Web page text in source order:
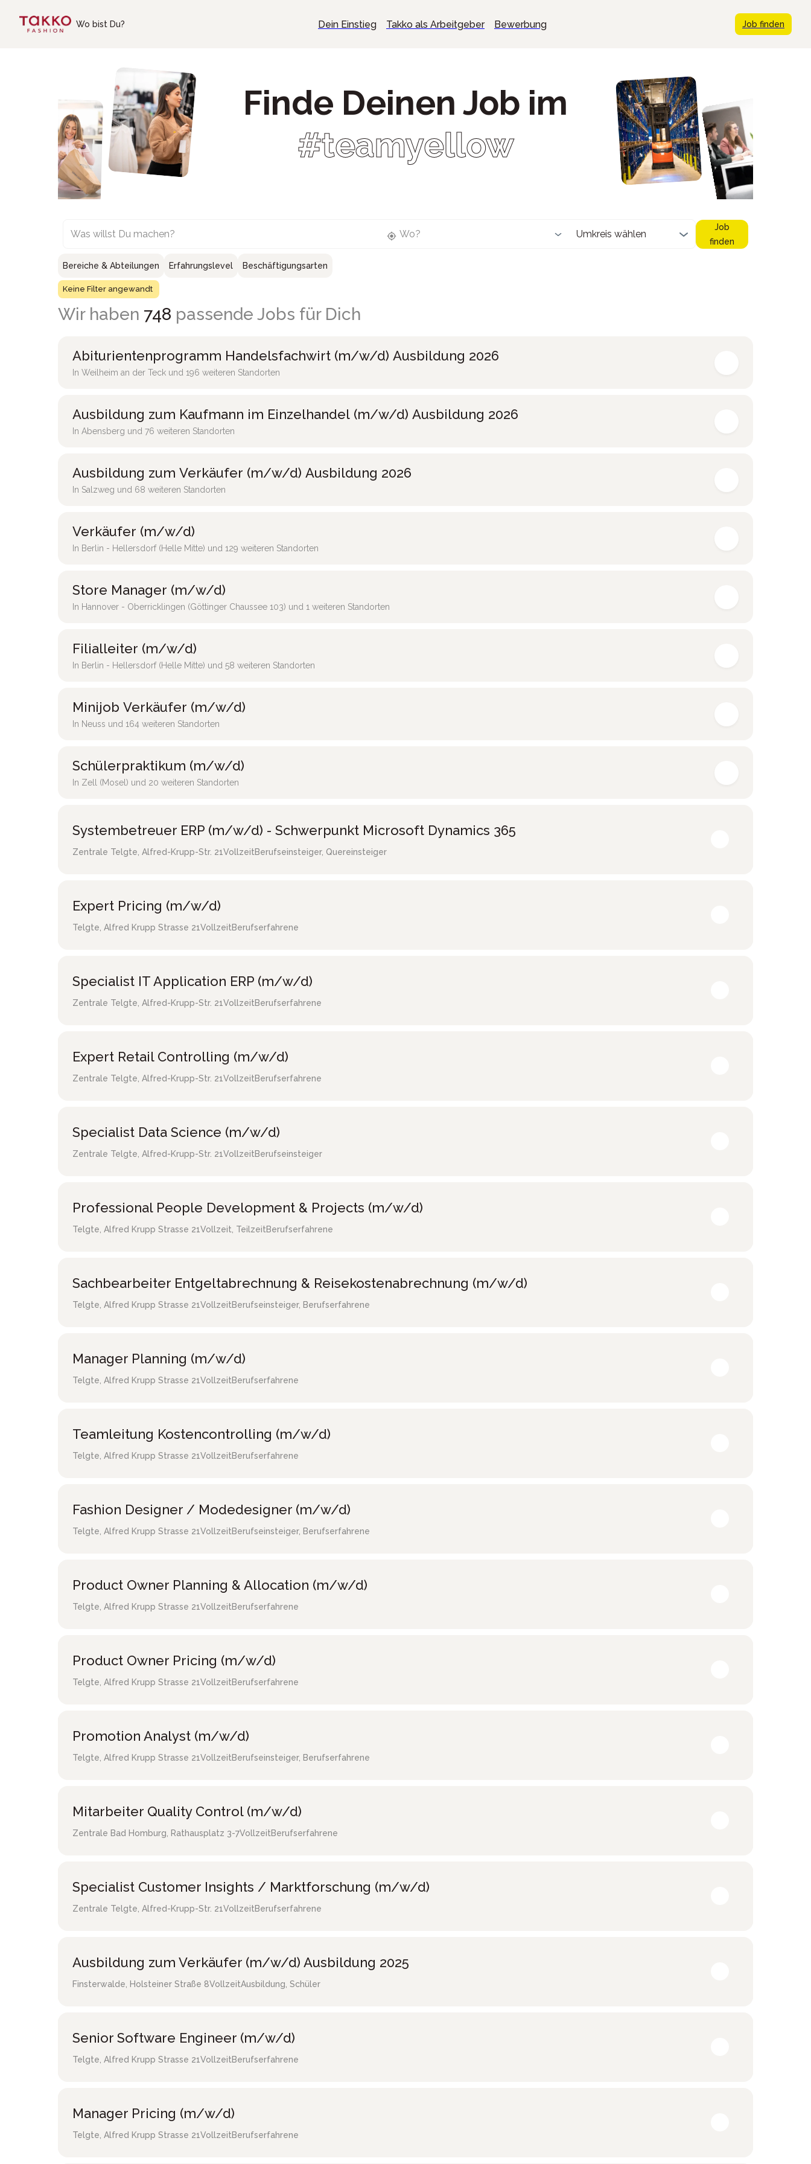
Wo bist Du? Dein Einstieg Takko als Arbeitgeber Bewerbung Job finden
Finde Deinen Job im
#teamyellow
Was willst Du machen? Wo? Umkreis wählen
Job
finden
Bereiche & Abteilungen Erfahrungslevel Beschäftigungsarten
Keine Filter angewandt
Wir haben 748 passende Jobs für Dich
Abiturientenprogramm Handelsfachwirt (m/w/d) Ausbildung 2026
In Weilheim an der Teck und 196 weiteren Standorten
Ausbildung zum Kaufmann im Einzelhandel (m/w/d) Ausbildung 2026
In Abensberg und 76 weiteren Standorten
Ausbildung zum Verkäufer (m/w/d) Ausbildung 2026
In Salzweg und 68 weiteren Standorten
Verkäufer (m/w/d)
In Berlin - Hellersdorf (Helle Mitte) und 129 weiteren Standorten
Store Manager (m/w/d)
In Hannover - Oberricklingen (Göttinger Chaussee 103) und 1 weiteren Standorten
Filialleiter (m/w/d)
In Berlin - Hellersdorf (Helle Mitte) und 58 weiteren Standorten
Minijob Verkäufer (m/w/d)
In Neuss und 164 weiteren Standorten
Schülerpraktikum (m/w/d)
In Zell (Mosel) und 20 weiteren Standorten
Systembetreuer ERP (m/w/d) - Schwerpunkt Microsoft Dynamics 365
Zentrale Telgte Alfred-Krupp-Str. 21VollzeitBerufseinsteiger, Quereinsteiger
Expert Pricing (m/w/d)
Telgte Alfred Krupp Strasse 21VollzeitBerufserfahrene
Specialist IT Application ERP (m/w/d)
Zentrale Telgte Alfred-Krupp-Str. 21VollzeitBerufserfahrene
Expert Retail Controlling (m/w/d)
Zentrale Telgte Alfred-Krupp-Str. 21VollzeitBerufserfahrene
Specialist Data Science (m/w/d)
Zentrale Telgte Alfred-Krupp-Str. 21VollzeitBerufseinsteiger
Professional People Development & Projects (m/w/d)
Telgte Alfred Krupp Strasse 21Vollzeit, TeilzeitBerufserfahrene
Sachbearbeiter Entgeltabrechnung & Reisekostenabrechnung (m/w/d)
Telgte Alfred Krupp Strasse 21VollzeitBerufseinsteiger, Berufserfahrene
Manager Planning (m/w/d)
Telgte Alfred Krupp Strasse 21VollzeitBerufserfahrene
Teamleitung Kostencontrolling (m/w/d)
Telgte Alfred Krupp Strasse 21VollzeitBerufserfahrene
Fashion Designer / Modedesigner (m/w/d)
Telgte Alfred Krupp Strasse 21VollzeitBerufseinsteiger, Berufserfahrene
Product Owner Planning & Allocation (m/w/d)
Telgte Alfred Krupp Strasse 21VollzeitBerufserfahrene
Product Owner Pricing (m/w/d)
Telgte Alfred Krupp Strasse 21VollzeitBerufserfahrene
Promotion Analyst (m/w/d)
Telgte Alfred Krupp Strasse 21VollzeitBerufseinsteiger, Berufserfahrene
Mitarbeiter Quality Control (m/w/d)
Zentrale Bad Homburg Rathausplatz 3-7VollzeitBerufserfahrene
Specialist Customer Insights / Marktforschung (m/w/d)
Zentrale Telgte Alfred-Krupp-Str. 21VollzeitBerufserfahrene
Ausbildung zum Verkäufer (m/w/d) Ausbildung 2025
Finsterwalde Holsteiner Straße 8VollzeitAusbildung, Schüler
Senior Software Engineer (m/w/d)
Telgte Alfred Krupp Strasse 21VollzeitBerufserfahrene
Manager Pricing (m/w/d)
Telgte Alfred Krupp Strasse 21VollzeitBerufserfahrene